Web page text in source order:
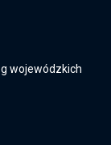
wojewódzkich